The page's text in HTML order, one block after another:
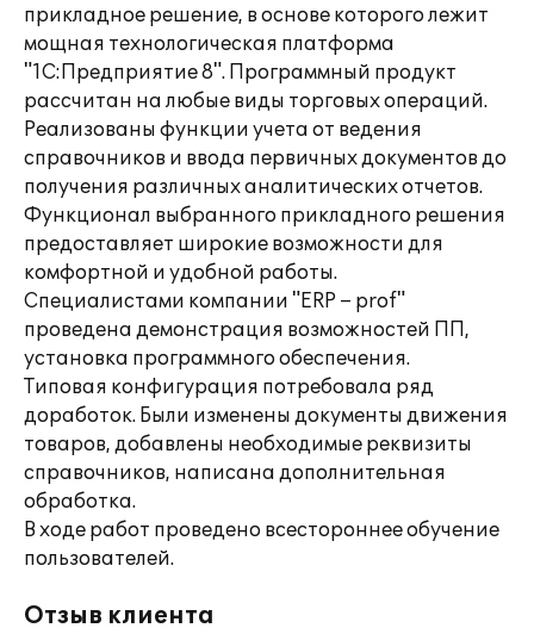
прикладное решение, в основе которого лежит
мощная технологическая платформа
"1С:Предприятие 8". Программный продукт
рассчитан на любые виды торговых операций.
Реализованы функции учета от ведения
справочников и ввода первичных документов до
получения различных аналитических отчетов.
Функционал выбранного прикладного решения
предоставляет широкие возможности для
комфортной и удобной работы.
Специалистами компании "ERP – prof"
проведена демонстрация возможностей ПП,
установка программного обеспечения.
Типовая конфигурация потребовала ряд
доработок. Были изменены документы движения
товаров, добавлены необходимые реквизиты
справочников, написана дополнительная
обработка.
В ходе работ проведено всестороннее обучение
пользователей.
Отзыв клиента